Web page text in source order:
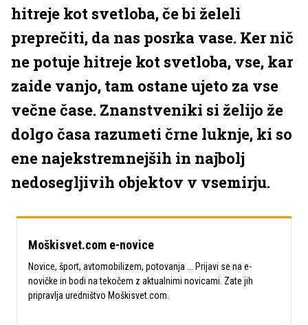
hitreje kot svetloba, če bi želeli
preprečiti, da nas posrka vase. Ker nič
ne potuje hitreje kot svetloba, vse, kar
zaide vanjo, tam ostane ujeto za vse
večne čase. Znanstveniki si želijo že
dolgo časa razumeti črne luknje, ki so
ene najekstremnejših in najbolj
nedosegljivih objektov v vsemirju.
Moškisvet.com e-novice
Novice, šport, avtomobilizem, potovanja ... Prijavi se na e-
novičke in bodi na tekočem z aktualnimi novicami. Zate jih
pripravlja uredništvo Moškisvet.com.